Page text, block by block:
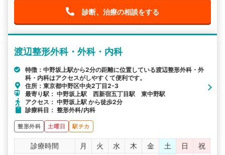
診断、治療の相談をする
渡辺整形外科・外科・内科
特徴：中野坂上駅から2分の距離に位置している渡辺整形外科・外
科・内科はアクセスがしやすくて便利です。
住所：東京都中野区中央2丁目2-3
最寄り駅： 中野坂上駅 西新宿五丁目駅 東中野駅
アクセス： 中野坂上駅 から徒歩2分
診療科目： 整形外科/内科
整形外科 土曜日 駅チカ
診療時間 月 火 水 木 金 土 日
祝